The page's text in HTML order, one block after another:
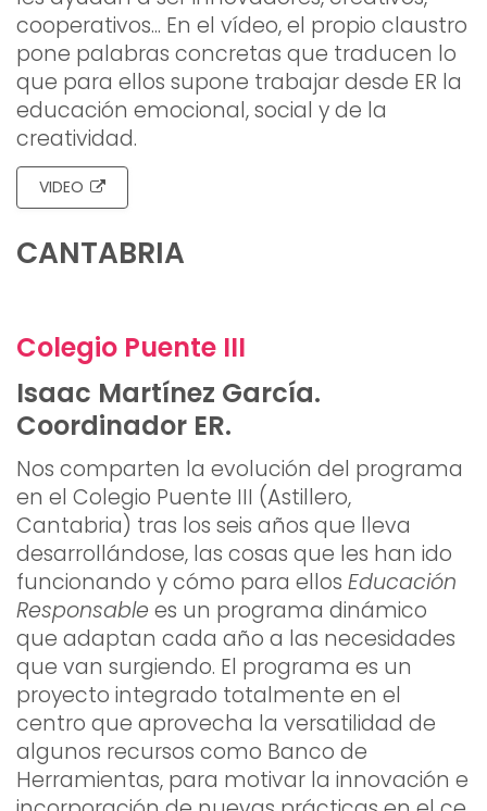
cooperativos... En el vídeo, el propio claustro
pone palabras concretas que traducen lo
que para ellos supone trabajar desde ER la
educación emocional, social y de la
creatividad.
VIDEO
CANTABRIA
Colegio Puente III
Isaac Martínez García.
Coordinador ER.
Nos comparten la evolución del programa
en el Colegio Puente III (Astillero,
Cantabria) tras los seis años que lleva
desarrollándose, las cosas que les han ido
funcionando y cómo para ellos Educación
Responsablees un programa dinámico
que adaptan cada año a las necesidades
que van surgiendo. El programa es un
proyecto integrado totalmente en el
centro que aprovecha la versatilidad de
algunos recursos como Banco de
Herramientas, para motivar la innovación e